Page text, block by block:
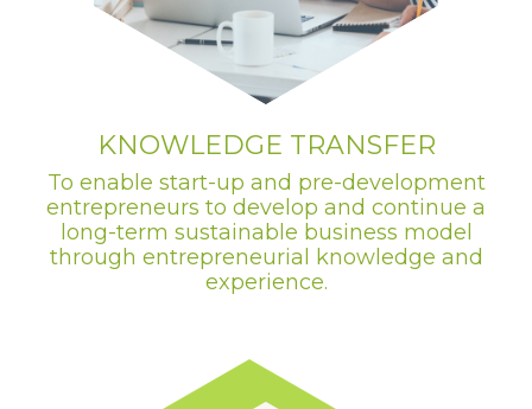
KNOWLEDGE TRANSFER
To enable start-up and pre-development
entrepreneurs to develop and continue a
long-term sustainable business model
through entrepreneurial knowledge and
experience.